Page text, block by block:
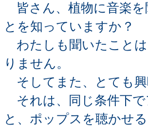
皆さん、植物に音楽
とを知っていますか？
わたしも聞いたこと
りません。
そしてまた、とても
それは、同じ条件下
と、ポップスを聴かせ